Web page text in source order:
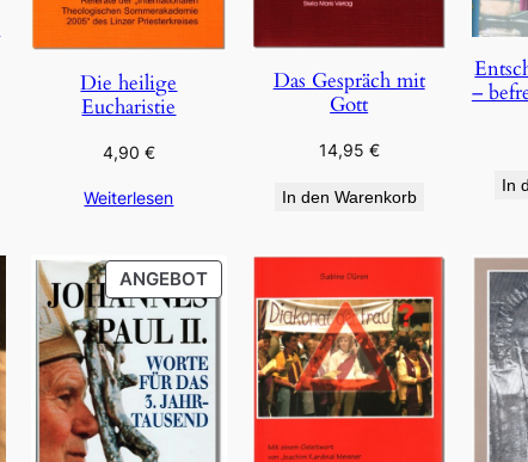
Die heilige
Eucharistie
4,90 €
Weiterlesen
Das Gespräch mit
Gott
14,95 €
In den Warenkorb
–
In
ANGEBOTPRODUKT
IM
ANGEBOT